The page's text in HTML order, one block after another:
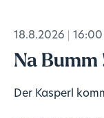
18.8.2026 16:00
Na
Der Kasperl